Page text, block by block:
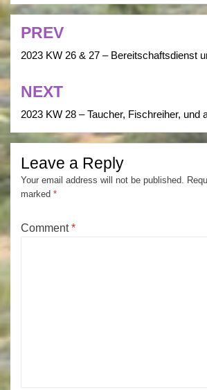
Post
navigation
PREV
2023 KW 26 & 27 – Bereitschaftsdienst
NEXT
2023 KW 28 – Taucher, Fischreiher, und
Leave a Reply
Your email address will not be published.
marked *
Comment*